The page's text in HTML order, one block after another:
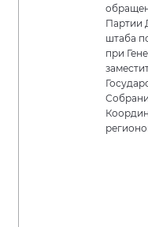
Партии
штаба
при